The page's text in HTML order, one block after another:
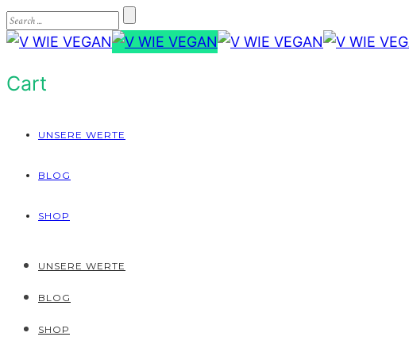
Cart
UNSERE WERTE
BLOG
SHOP
UNSERE WERTE
BLOG
SHOP